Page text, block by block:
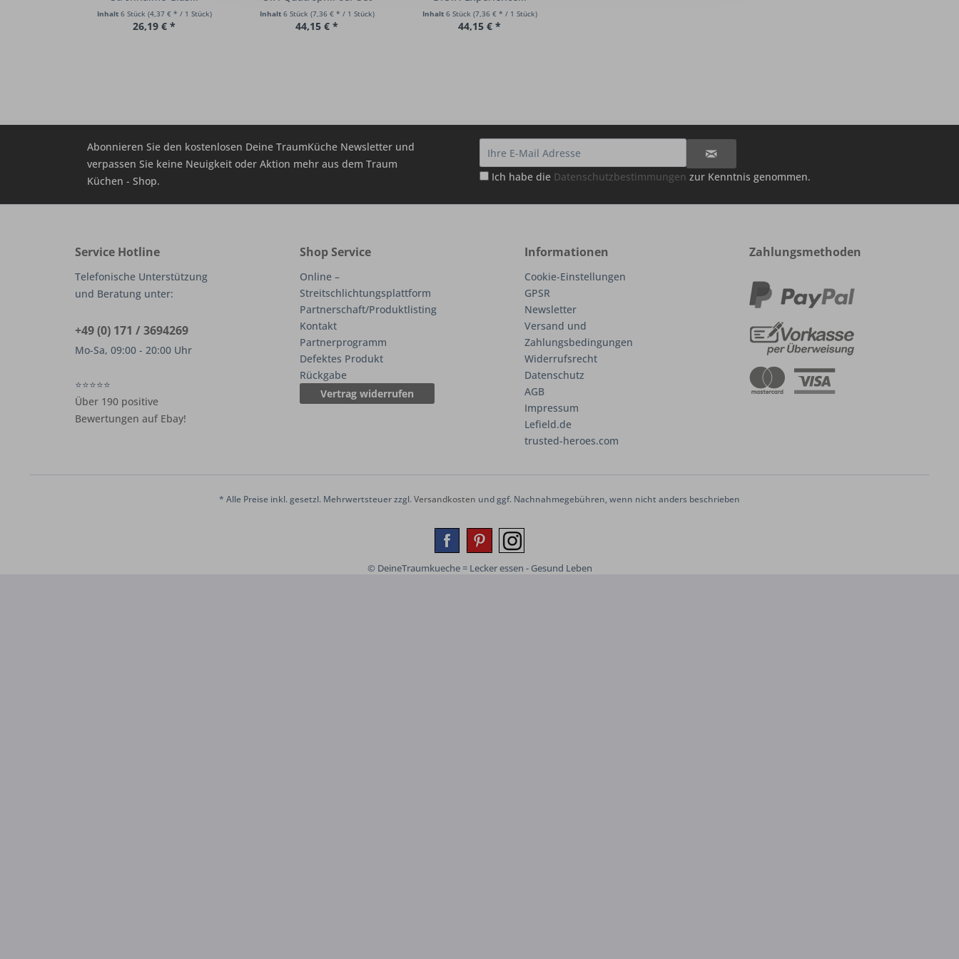
Inhalt 6 Stück (4,37 € * / 1 Stück)
26,19 € *
Inhalt 6 Stück (7,36 € * / 1 Stück)
44,15 € *
Inhalt 6 Stück (7,36 € * / 1 Stück)
44,15 € *
Abonnieren Sie den kostenlosen Deine TraumKüche Newsletter und
verpassen Sie keine Neuigkeit oder Aktion mehr aus dem Traum
Küchen - Shop.
Ich habe die Datenschutzbestimmungen zur Kenntnis genommen.
Service Hotline
Telefonische Unterstützung
und Beratung unter:
+49 (0) 171 / 3694269
Mo-Sa, 09:00 - 20:00 Uhr
⭐⭐⭐⭐⭐
Über 190 positive
Bewertungen auf Ebay!
Shop Service
Online –
Streitschlichtungsplattform
Partnerschaft/Produktlisting
Kontakt
Partnerprogramm
Defektes Produkt
Rückgabe
Vertrag widerrufen
Informationen
Cookie-Einstellungen
GPSR
Newsletter
Versand und
Zahlungsbedingungen
Widerrufsrecht
Datenschutz
AGB
Impressum
Lefield.de
trusted-heroes.com
Zahlungsmethoden
* Alle Preise inkl. gesetzl. Mehrwertsteuer zzgl.Versandkosten und ggf. Nachnahmegebühren, wenn nicht anders beschrieben
© DeineTraumkueche = Lecker essen - Gesund Leben